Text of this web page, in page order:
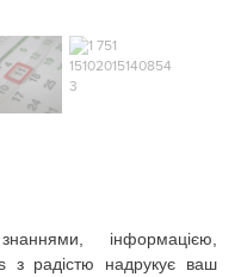
інформацією,
з радістю надрукує ваш